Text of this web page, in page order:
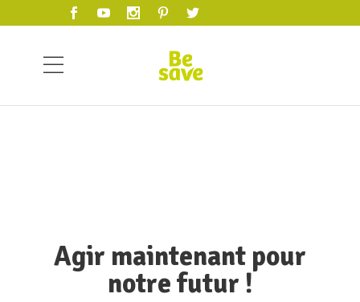
Agir maintenant pour
notre futur !